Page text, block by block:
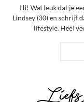
Hi! Wat leuk dat je
Lindsey (30) en schrijf
lifestyle. Heel